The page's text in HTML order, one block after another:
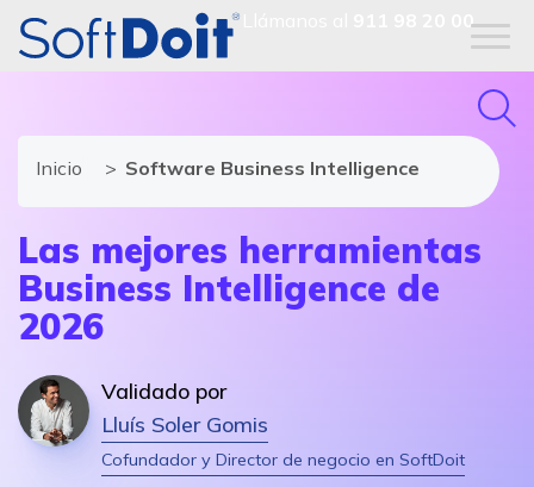
911 98 20 00
Inicio Software Business Intelligence
Las mejores herramientas
Business Intelligence de
2026
Validado por
Lluís Soler Gomis
Cofundador y Director de negocio en SoftDoit